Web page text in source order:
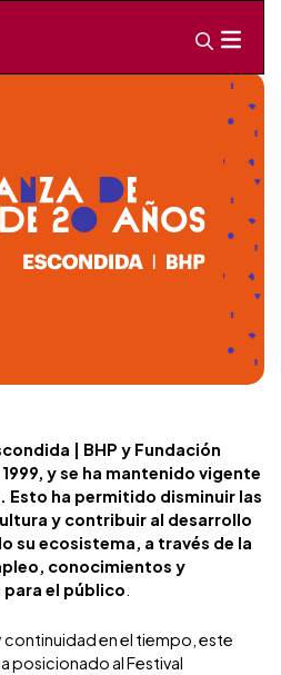
| BHP y Fundación
y se ha mantenido vigente
Esto ha permitido disminuir las
y contribuir al desarrollo
su ecosistema, a través de la
conocimientos y
el público
continuidad en el tiempo, este
posicionado al Festival